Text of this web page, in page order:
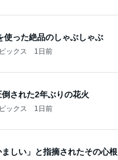
使った絶品のしゃぶしゃぶ
ックス 1日前
された2年ぶりの花火
ックス 1日前
ましい」と指摘されたその心根